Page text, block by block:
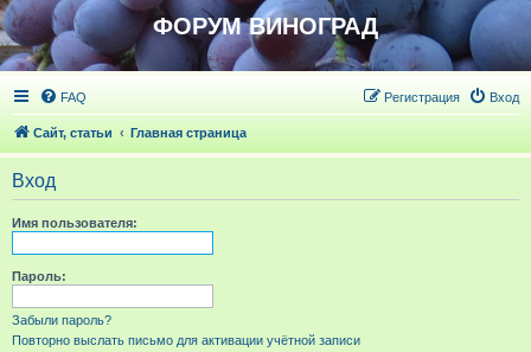
ФОРУМ ВИНОГРАД
FAQ Вход
Регистрация
Сайт, статьи Главная страница
Вход
Имя пользователя:
Пароль:
Забыли пароль?
Повторно выслать письмо для активации учётной записи